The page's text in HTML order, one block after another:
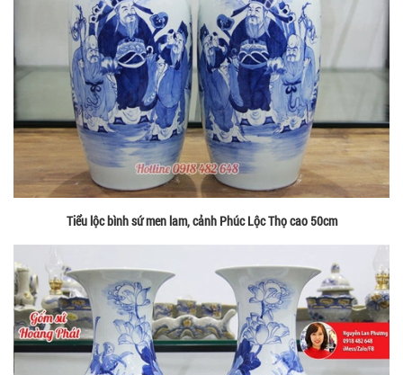
Tiểu lộc bình sứ men lam, cảnh Phúc Lộc Thọ cao 50cm